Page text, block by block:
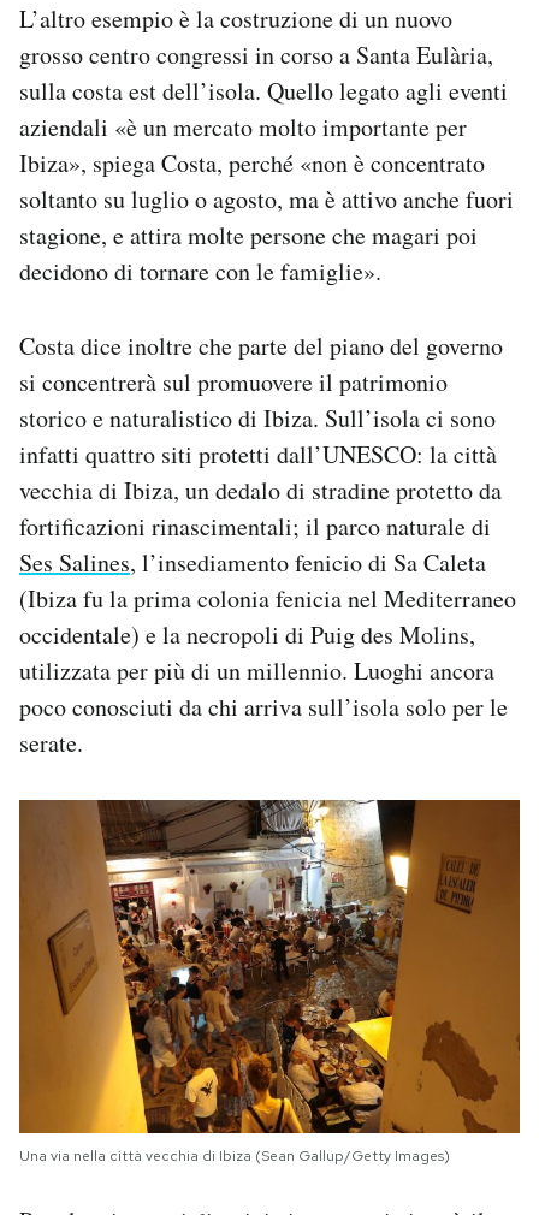
L’altro esempio è la costruzione di un nuovo
grosso centro congressi in corso a Santa Eulària,
sulla costa est dell’isola. Quello legato agli eventi
aziendali «è un mercato molto importante per
Ibiza», spiega Costa, perché «non è concentrato
soltanto su luglio o agosto, ma è attivo anche fuori
stagione, e attira molte persone che magari poi
decidono di tornare con le famiglie».
Costa dice inoltre che parte del piano del governo
si concentrerà sul promuovere il patrimonio
storico e naturalistico di Ibiza. Sull’isola ci sono
infatti quattro siti protetti dall’UNESCO: la città
vecchia di Ibiza, un dedalo di stradine protetto da
fortificazioni rinascimentali; il parco naturale di
Ses Salines, l’insediamento fenicio di Sa Caleta
(Ibiza fu la prima colonia fenicia nel Mediterraneo
occidentale) e la necropoli di Puig des Molins,
utilizzata per più di un millennio. Luoghi ancora
poco conosciuti da chi arriva sull’isola solo per le
serate.
Una via nella città vecchia di Ibiza (Sean Gallup/Getty Images)